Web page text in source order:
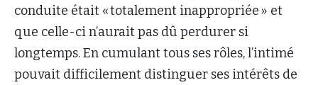
conduite était « totalement inappropriée » et
que celle-ci n’aurait pas dû perdurer si
longtemps. En cumulant tous ses rôles, l’intimé
pouvait difficilement distinguer ses intérêts de